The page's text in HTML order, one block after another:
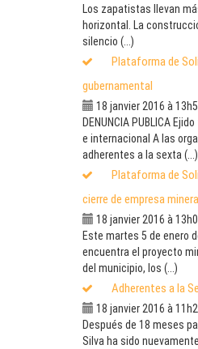
Los zapatistas llevan
horizontal. La
silencio (...)
Plataforma de
gubernamental
18 janvier 2016 à
DENUNCIA PUBLICA
e internacional A las
adherentes a la sexta (...)
Plataforma de
cierre de empresa minera
18 janvier 2016 à
Este martes 5 de enero
encuentra el proyecto
del municipio, los (...)
Adherentes a la
18 janvier 2016 à
Después de 18 meses
Silva ha sido